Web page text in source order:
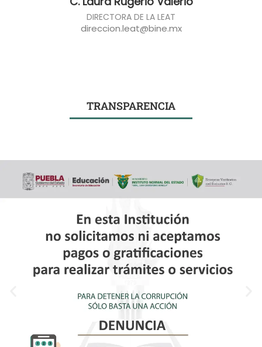
DIRECTORA DE LA LEAT
direccion.leat@bine.mx
TRANSPARENCIA